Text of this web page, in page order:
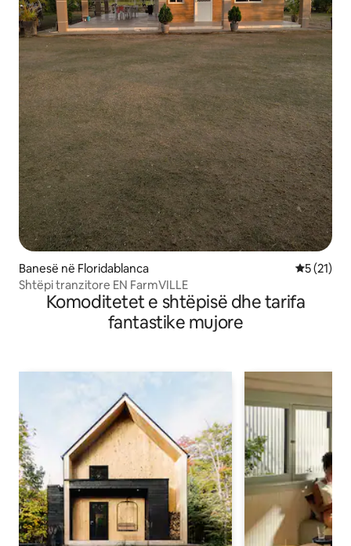
Banesë në Floridablanca Vlerësimi
5 (21)
Shtëpi tranzitore EN FarmVILLE
Komoditetet e shtëpisë dhe tarifa
fantastike mujore